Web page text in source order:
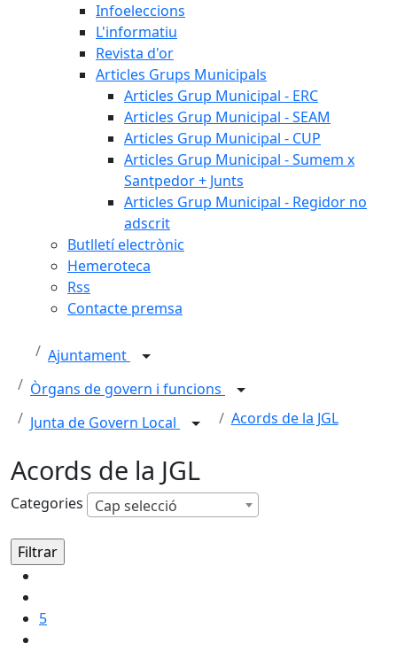
Infoeleccions
L'informatiu
Revista d'or
Articles Grups Municipals
Articles Grup Municipal - ERC
Articles Grup Municipal - SEAM
Articles Grup Municipal - CUP
Articles Grup Municipal - Sumem x
Santpedor + Junts
Articles Grup Municipal - Regidor no
adscrit
Butlletí electrònic
Hemeroteca
Rss
Contacte premsa
Ajuntament
Òrgans de govern i funcions
Junta de Govern Local
Acords de la JGL
Acords de la JGL
Categories Cap selecció
5